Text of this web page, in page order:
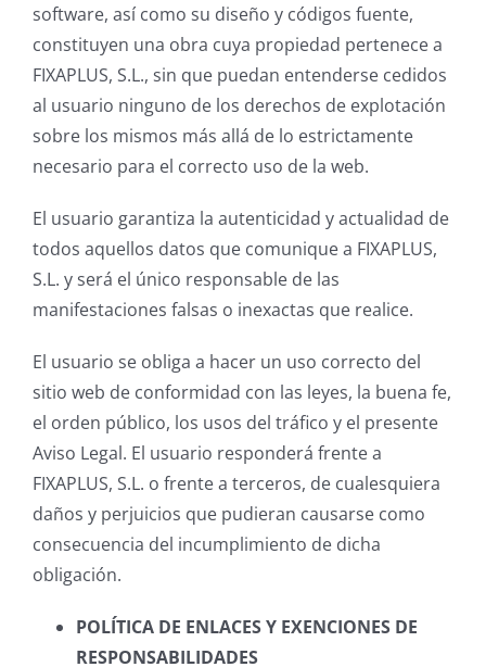
software, así como su diseño y códigos fuente,
constituyen una obra cuya propiedad pertenece a
FIXAPLUS, S.L., sin que puedan entenderse cedidos
al usuario ninguno de los derechos de explotación
sobre los mismos más allá de lo estrictamente
necesario para el correcto uso de la web.
El usuario garantiza la autenticidad y actualidad de
todos aquellos datos que comunique a FIXAPLUS,
S.L. y será el único responsable de las
manifestaciones falsas o inexactas que realice.
El usuario se obliga a hacer un uso correcto del
sitio web de conformidad con las leyes, la buena fe,
el orden público, los usos del tráfico y el presente
Aviso Legal. El usuario responderá frente a
FIXAPLUS, S.L. o frente a terceros, de cualesquiera
daños y perjuicios que pudieran causarse como
consecuencia del incumplimiento de dicha
obligación.
POLÍTICA DE ENLACES Y EXENCIONES DE
RESPONSABILIDADES